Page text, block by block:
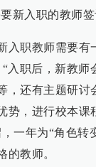
新入职的教师签
入职教师需要有
入职后，新教师
，还有主题研
势，进行校本
一年为“角色转
的教师。